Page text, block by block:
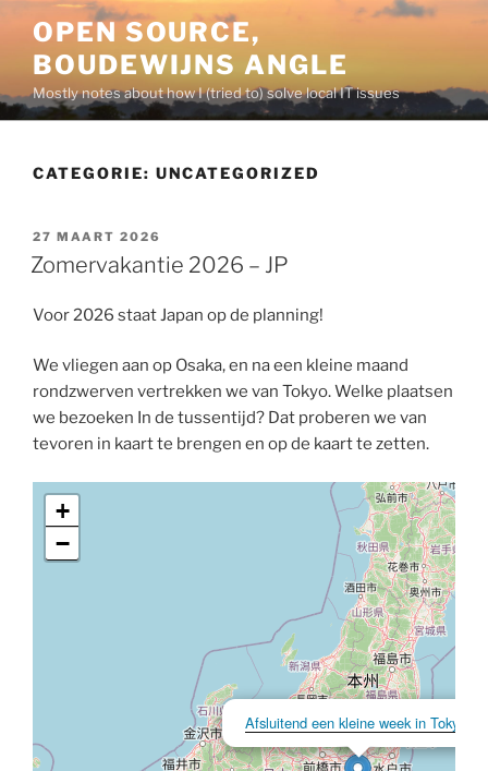
inhoud
OPEN SOURCE,
BOUDEWIJNS ANGLE
Mostly notes about how I (tried to) solve local IT issues
CATEGORIE: UNCATEGORIZED
GEPLAATST
OP
27 MAART 2026
Zomervakantie 2026 – JP
Voor 2026 staat Japan op de planning!
We vliegen aan op Osaka, en na een kleine maand
rondzwerven vertrekken we van Tokyo. Welke plaatsen
we bezoeken In de tussentijd? Dat proberen we van
tevoren in kaart te brengen en op de kaart te zetten.
Afsluitend een kleine week in Tokyo
+
−